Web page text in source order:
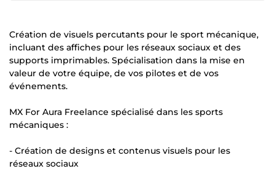
Création de visuels percutants pour le sport mécanique,
incluant des affiches pour les réseaux sociaux et des
supports imprimables. Spécialisation dans la mise en
valeur de votre équipe, de vos pilotes et de vos
événements.
MX For Aura Freelance spécialisé dans les sports
mécaniques :
- Création de designs et contenus visuels pour les
réseaux sociaux